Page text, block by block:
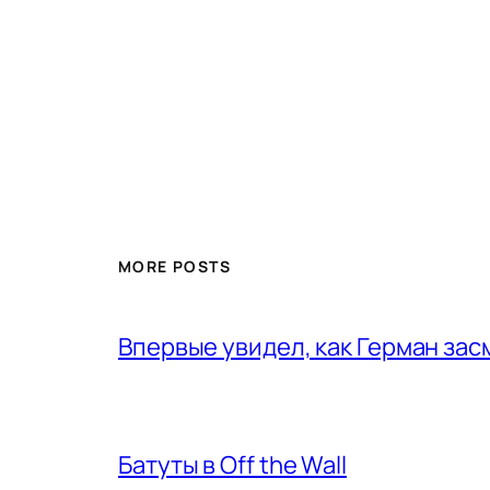
MORE POSTS
Впервые увидел, как Герман
Батуты в Off the Wall